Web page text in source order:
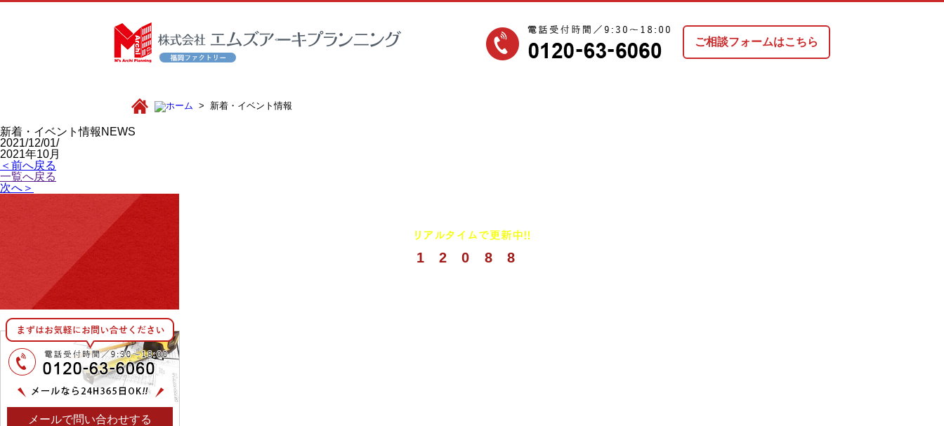
ご相談フォームはこちら
新着・イベント情報
新着・イベント情報 NEWS
2021/12/01/
2021年10月
＜前へ戻る
一覧へ戻る
次へ＞
1 2 0 8 8
メールで問い合わせする